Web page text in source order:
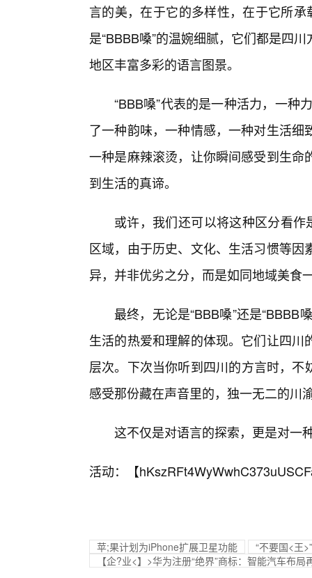
言的美，在于它的多样性，在于它所
是“BBBB嗓”的温婉细腻，它们都是四
地区丰富多彩的语言图景。
“BBB嗓”代表的是一种活力，一种
了一种韵味，一种情感，一种对生活
一种是麻辣滚烫，让你瞬间感受到生
到生活的真谛。
或许，我们还可以将这种区分看作
区域，由于历史、文化、生活习惯等
异，并非优劣之分，而是如同地域美食
最终，无论是“BBB嗓”还是“BBBB
生活的热爱和理解的体现。它们让四
层次。下次当你听到四川的方言时，不
感受那份藏在声音里的，独一无二的川
这不仅是对语言的探索，更是对一
活动：【
苹;果计划为iPhone扩展卫星功能
“不要国<王
【企?业<】>华为注册“绝界”商标：智能汽车布局